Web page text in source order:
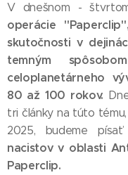
V dnešnom -
operácie
skutočnosti v
temným
celoplanetárneho
80 až 100 rokov.
tri články na túto tému,
2025, budeme písať
nacistov v oblasti
Paperclip.